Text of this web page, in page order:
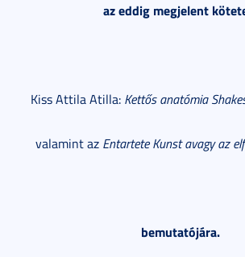
az eddig megjelent
Kiss Attila Atilla: Kettős anatómia
valamint az Entartete Kunst avagy az
bemutatójára.